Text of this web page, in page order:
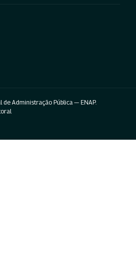
Administração Pública — ENAP.